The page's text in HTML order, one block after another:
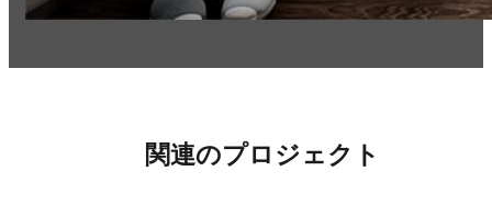
関連のプロジェクト